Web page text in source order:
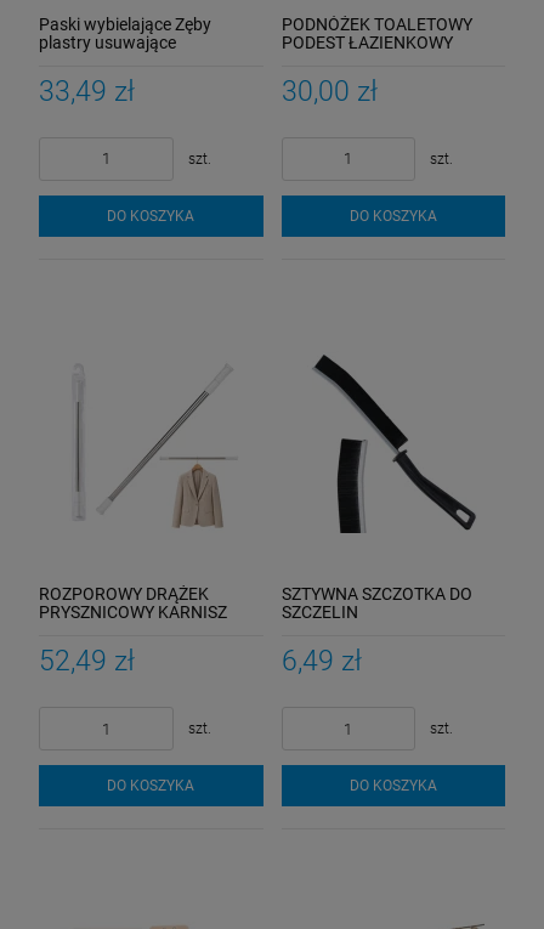
Paski wybielające Zęby
plastry usuwające
33,49 zł
szt.
DO KOSZYKA
PODNÓŻEK TOALETOWY
PODEST ŁAZIENKOWY
DO TOALETY
30,00 zł
szt.
DO KOSZYKA
ROZPOROWY DRĄŻEK
PRYSZNICOWY KARNISZ
BEZINWAZYJNY 140cm-
260cm
52,49 zł
szt.
DO KOSZYKA
SZTYWNA SZCZOTKA DO
SZCZELIN
ZAKAMARKI ŁAZIENKA
Piekarników Ram Zmywarki
6,49 zł
szt.
DO KOSZYKA